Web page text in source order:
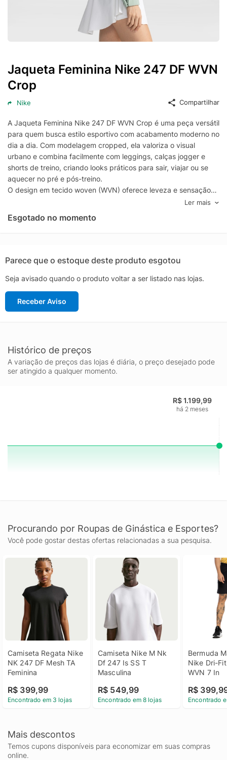
Jaqueta Feminina Nike 247 DF WVN
Crop
Nike Compartilhar
A Jaqueta Feminina Nike 247 DF WVN Crop é uma peça versátil
para quem busca estilo esportivo com acabamento moderno no
dia a dia. Com modelagem cropped, ela valoriza o visual
urbano e combina facilmente com leggings, calças jogger e
shorts de treino, criando looks práticos para sair, viajar ou se
aquecer no pré e pós-treino.
O design em tecido woven (WVN) oferece leveza e sensação
confortável ao vestir, enquanto a tecnologia Nike Dri-FIT (DF)
auxilia no gerenciamento do suor para manter o corpo mais
seco durante a rotina. Ideal para sobreposições, essa jaqueta
feminina com pegada streetwear e funcionalidade.
Ler mais
Esgotado no momento
Parece que o estoque deste produto esgotou
Seja avisado quando o produto voltar a ser listado nas lojas.
Receber Aviso
Histórico de preços
A variação de preços das lojas é diária, o preço desejado pode
ser atingido a qualquer momento.
R$ 1.199,99
há 2 meses
Procurando por Roupas de Ginástica e Esportes?
Você pode gostar destas ofertas relacionadas a sua pesquisa.
Camiseta Regata Nike
NK 247 DF Mesh TA
Feminina
R$ 399,99
Encontrado em 3 lojas
Camiseta Nike M Nk
Df 247 Is SS T
Masculina
R$ 549,99
Encontrado em 8 lojas
Bermuda
Nike Dri-
WVN 7 In
R$
Encontrado
Mais descontos
Temos cupons disponíveis para economizar em suas compras
online.